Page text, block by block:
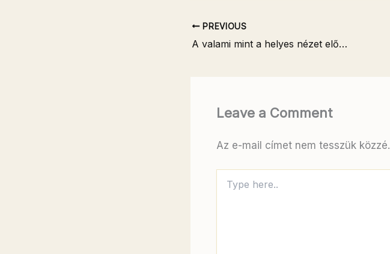
PREVIOUS
A valami mint a helyes nézet előszobája
Leave a Comment
Az e-mail címet nem tesszük közzé.
here..